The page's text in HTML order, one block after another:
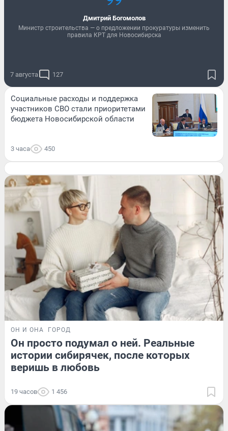
Дмитрий Богомолов
Министр строительства — о предложении прокуратуры изменить
правила КРТ для Новосибирска
7 августа 127
Социальные расходы и поддержка
участников СВО стали приоритетами
бюджета Новосибирской области
3 часа 450
ОН И ОНА ГОРОД
Он просто подумал о ней. Реальные
истории сибирячек, после которых
веришь в любовь
19 часов 1 456